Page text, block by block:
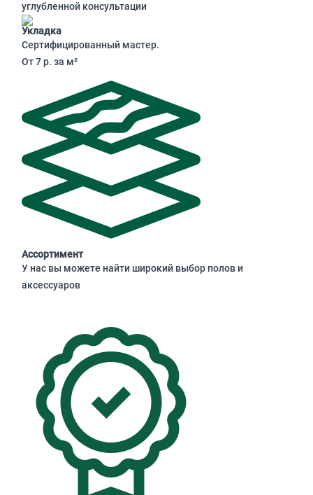
углубленной консультации
Укладка
Сертифицированный мастер.
От 7 р. за м²
Ассортимент
У нас вы можете найти широкий выбор полов и
аксессуаров